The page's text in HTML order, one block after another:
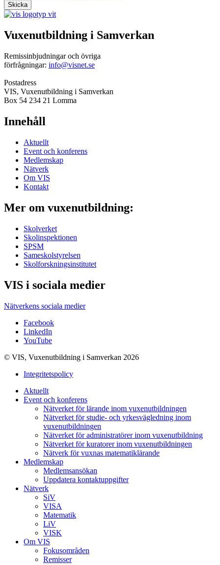
Vuxenutbildning i Samverkan
Remissinbjudningar och övriga
förfrågningar: info@visnet.se
Postadress
VIS, Vuxenutbildning i Samverkan
Box 54 234 21 Lomma
Innehåll
Aktuellt
Event och konferens
Medlemskap
Nätverk
Om VIS
Kontakt
Mer om vuxenutbildning:
Skolverket
Skolinspektionen
SPSM
Sameskolstyrelsen
Skolforskningsinstitutet
VIS i sociala medier
Nätverkens sociala medier
Facebook
LinkedIn
YouTube
© VIS, Vuxenutbildning i Samverkan 2026
Integritetspolicy
Aktuellt
Event och konferens
Nätverket för lärande inom vuxenutbildningen
Nätverket för studie- och yrkesvägledning inom
vuxenutbildningen
Nätverket för administratörer inom vuxenutbildning
Nätverket för kuratorer inom vuxenutbildningen
Nätverk för vuxnas matematiklärande
Medlemskap
Medlemsansökan
Uppdatera kontaktuppgifter
Nätverk
SiV
VISA
Matematik
LiV
VISK
Om VIS
Fokusområden
Remisser